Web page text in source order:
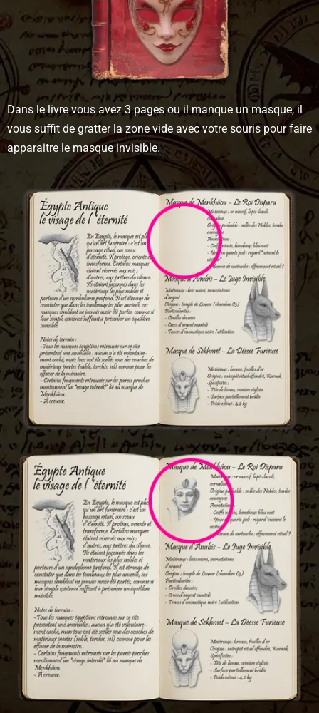
Dans le livre vous avez 3 pages ou il manque un masque, il
vous suffit de gratter la zone vide avec votre souris pour faire
apparaitre le masque invisible.